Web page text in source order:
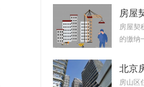
房屋
什么
税最
房屋契
的缴纳
北京
租赁
房山区